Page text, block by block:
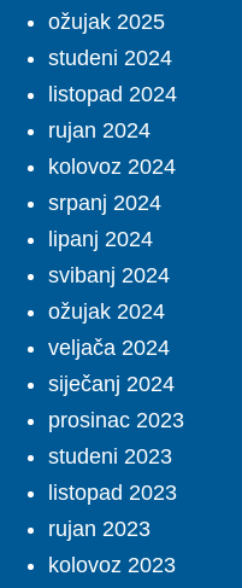
ožujak 2025
studeni 2024
listopad 2024
rujan 2024
kolovoz 2024
srpanj 2024
lipanj 2024
svibanj 2024
ožujak 2024
veljača 2024
siječanj 2024
prosinac 2023
studeni 2023
listopad 2023
rujan 2023
kolovoz 2023